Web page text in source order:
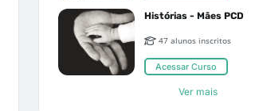
Histórias - Mães PCD
47 alunos inscritos
Acessar Curso
Ver mais